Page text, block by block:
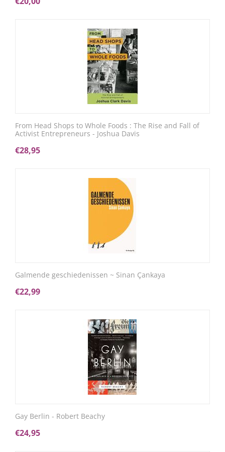
From Head Shops to Whole Foods : The Rise and Fall of
Activist Entrepreneurs - Joshua Davis
€28,95
Galmende geschiedenissen ~ Sinan Çankaya
€22,99
Gay Berlin - Robert Beachy
€24,95